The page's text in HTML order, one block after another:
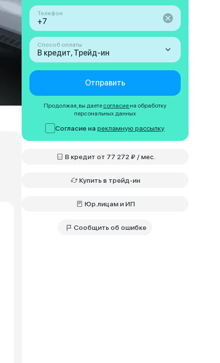
Телефон
Способ оплаты
В кредит, Трейд-ин
Отправить
Продолжая, вы даете согласие на обработку
персональных данных
Согласие нарекламную рассылку
В кредит от 77 272 ₽ / мес.
Купить в трейд-ин
Юр.лицам и ИП
Сообщить об ошибке